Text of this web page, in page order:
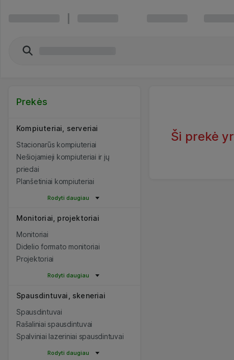
Prekės
Kompiuteriai, serveriai
Stacionarūs kompiuteriai
Nešiojamieji kompiuteriai ir jų
priedai
Planšetiniai kompiuteriai
Rodyti daugiau
Monitoriai, projektoriai
Monitoriai
Didelio formato monitoriai
Projektoriai
Rodyti daugiau
Spausdintuvai, skeneriai
Spausdintuvai
Rašaliniai spausdintuvai
Spalviniai lazeriniai spausdintuvai
Rodyti daugiau
Ši prekė